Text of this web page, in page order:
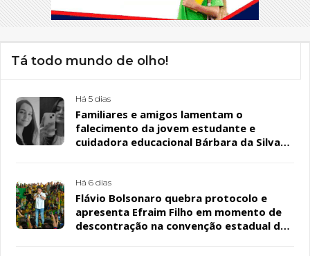
Tá todo mundo de olho!
Há 5 dias
Familiares e amigos lamentam o
falecimento da jovem estudante e
cuidadora educacional Bárbara da Silva
Há 6 dias
Flávio Bolsonaro quebra protocolo e
apresenta Efraim Filho em momento de
descontração na convenção estadual do